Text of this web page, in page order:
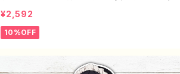
れ服 エモい 風景 綺麗 美しい 景色
ノスタルジック メンズ レディース 女子 i
Phone15/14/13/12/11 AQUOS sense 4 5
oid アンドロイド ケース 個性的 おすす
め 金髪 セミロングヘア 天使 人気 イラ
¥2,592
10%OFF